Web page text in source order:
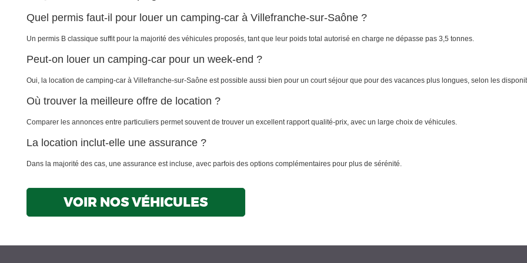
Quel permis faut-il pour louer un camping-car à Villefranche-sur-Saône ?
Un permis B classique suffit pour la majorité des véhicules proposés, tant que leur poids total autorisé en charge ne dépasse pas 3,5 tonnes.
Peut-on louer un camping-car pour un week-end ?
Oui, la location de camping-car à Villefranche-sur-Saône est possible aussi bien pour un court séjour que pour des vacances plus longues, selon les
Où trouver la meilleure offre de location ?
Comparer les annonces entre particuliers permet souvent de trouver un excellent rapport qualité-prix, avec un large choix de véhicules.
La location inclut-elle une assurance ?
Dans la majorité des cas, une assurance est incluse, avec parfois des options complémentaires pour plus de sérénité.
VOIR NOS VÉHICULES